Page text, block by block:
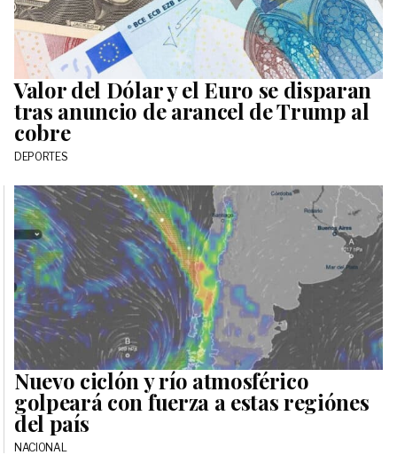
Valor del Dólar y el Euro se disparan
tras anuncio de arancel de Trump al
cobre
DEPORTES
Nuevo ciclón y río atmosférico
golpeará con fuerza a estas regiónes
del país
NACIONAL